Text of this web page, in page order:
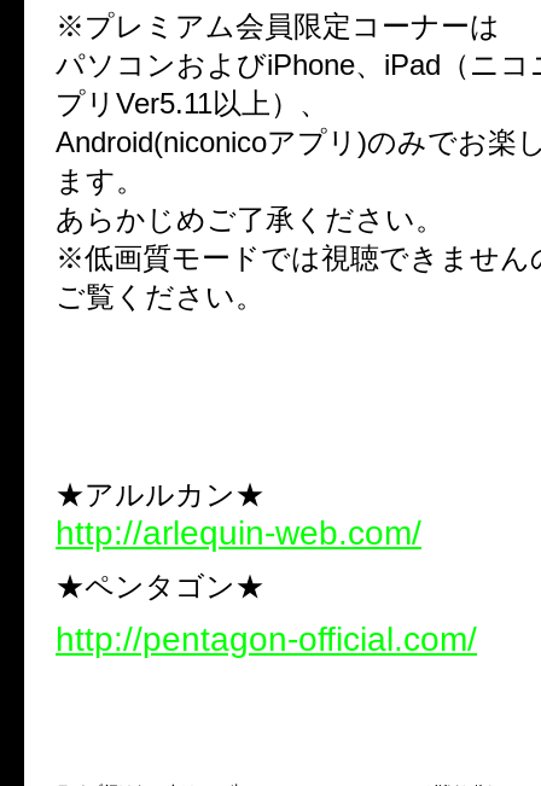
※プレミアム会員限定コーナーは
パソコンおよびiPhone、iPad（ニコ
プリVer5.11以上）、
Android(niconicoアプリ)のみでお楽
ます。
あらかじめご了承ください。
※低画質モードでは視聴できません
ご覧ください。
★アルルカン★
http://arlequin-web.com/
★ペンタゴン★
http://pentagon-official.com/